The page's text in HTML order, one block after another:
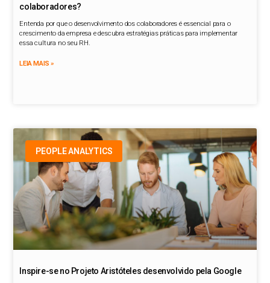
colaboradores?
Entenda por que o desenvolvimento dos colaboradores é essencial para o
crescimento da empresa e descubra estratégias práticas para implementar
essa cultura no seu RH.
LEIA MAIS »
PEOPLE ANALYTICS
Inspire-se no Projeto Aristóteles desenvolvido pela Google